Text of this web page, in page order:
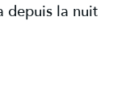
depuis la nuit